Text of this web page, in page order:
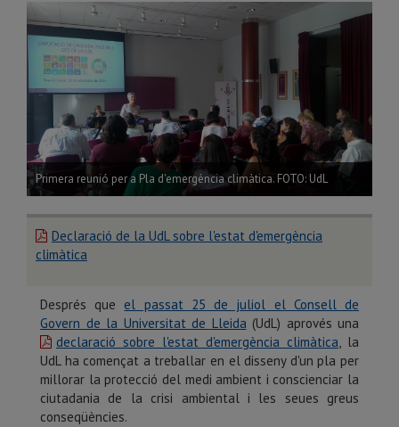
Primera reunió per a Pla d'emergència climàtica. FOTO: UdL
Declaració de la UdL sobre l'estat d'emergència
climàtica
Després que el passat 25 de juliol el Consell de
Govern de la Universitat de Lleida (UdL) aprovés una
declaració sobre l'estat d'emergència climàtica, la
UdL ha començat a treballar en el disseny d'un pla per
millorar la protecció del medi ambient i conscienciar la
ciutadania de la crisi ambiental i les seues greus
conseqüències.